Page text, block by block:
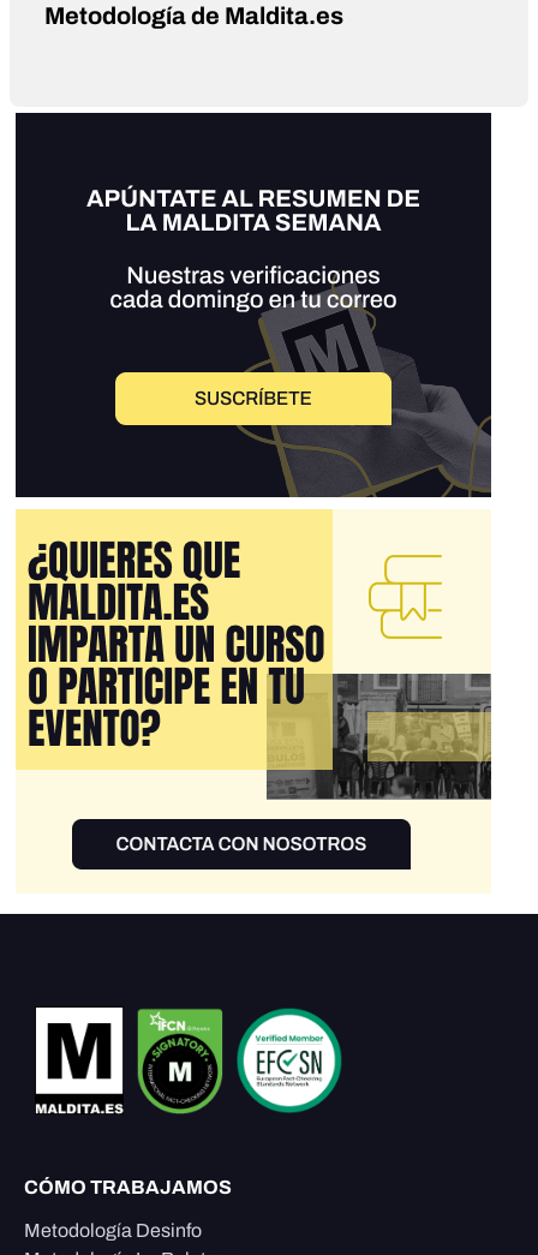
Metodología de Maldita.es
CÓMO TRABAJAMOS
Metodología Desinfo